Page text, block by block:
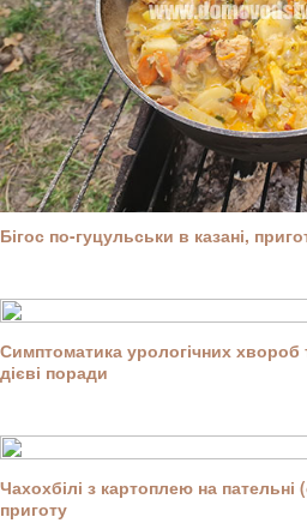
Бігос по-гуцульськи в казані,
Симптоматика урологічних хвороб
дієві поради
Чахохбілі з картоплею на пательні
приготу